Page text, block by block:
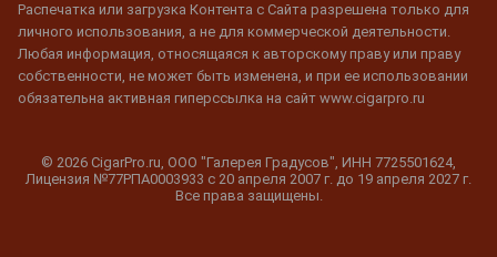
Распечатка или загрузка Контента с Сайта разрешена только для
личного использования, а не для коммерческой деятельности.
Любая информация, относящаяся к авторскому праву или праву
собственности, не может быть изменена, и при ее использовании
обязательна активная гиперссылка на сайт www.cigarpro.ru
© 2026 CigarPro.ru, ООО "Галерея Градусов", ИНН 7725501624,
Лицензия №77РПА0003933 c 20 апреля 2007 г. до 19 апреля 2027 г.
Все права защищены.